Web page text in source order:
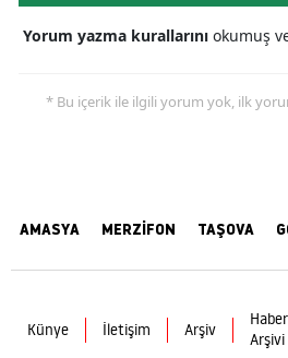
Yorum yazma kurallarını okumuş
* Bu içerik ile ilgili yorum yok, ilk
AMASYA MERZİFON TAŞOVA
Künye İletişim Arşiv
Haber
Arşivi